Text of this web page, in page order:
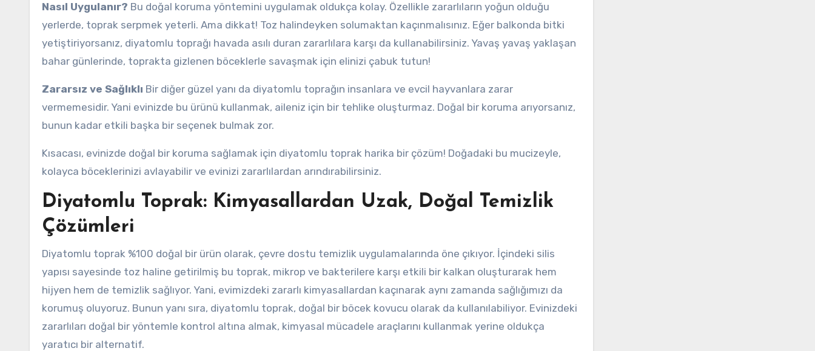
Nasıl Uygulanır? Bu doğal koruma yöntemini uygulamak oldukça kolay. Özellikle zararlıların yoğun olduğu
yerlerde, toprak serpmek yeterli. Ama dikkat! Toz halindeyken solumaktan kaçınmalısınız. Eğer balkonda bitki
yetiştiriyorsanız, diyatomlu toprağı havada asılı duran zararlılara karşı da kullanabilirsiniz. Yavaş yavaş yaklaşan
bahar günlerinde, toprakta gizlenen böceklerle savaşmak için elinizi çabuk tutun!
Zararsız ve Sağlıklı Bir diğer güzel yanı da diyatomlu toprağın insanlara ve evcil hayvanlara zarar
vermemesidir. Yani evinizde bu ürünü kullanmak, aileniz için bir tehlike oluşturmaz. Doğal bir koruma arıyorsanız,
bunun kadar etkili başka bir seçenek bulmak zor.
Kısacası, evinizde doğal bir koruma sağlamak için diyatomlu toprak harika bir çözüm! Doğadaki bu mucizeyle,
kolayca böceklerinizi avlayabilir ve evinizi zararlılardan arındırabilirsiniz.
Diyatomlu Toprak: Kimyasallardan Uzak, Doğal Temizlik
Çözümleri
Diyatomlu toprak %100 doğal bir ürün olarak, çevre dostu temizlik uygulamalarında öne çıkıyor. İçindeki silis
yapısı sayesinde toz haline getirilmiş bu toprak, mikrop ve bakterilere karşı etkili bir kalkan oluşturarak hem
hijyen hem de temizlik sağlıyor. Yani, evimizdeki zararlı kimyasallardan kaçınarak aynı zamanda sağlığımızı da
korumuş oluyoruz. Bunun yanı sıra, diyatomlu toprak, doğal bir böcek kovucu olarak da kullanılabiliyor. Evinizdeki
zararlıları doğal bir yöntemle kontrol altına almak, kimyasal mücadele araçlarını kullanmak yerine oldukça
yaratıcı bir alternatif.